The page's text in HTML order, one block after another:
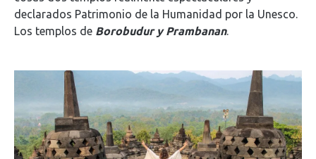
declarados Patrimonio de la Humanidad por la Unesco.
Los templos de Borobudur y Prambanan.